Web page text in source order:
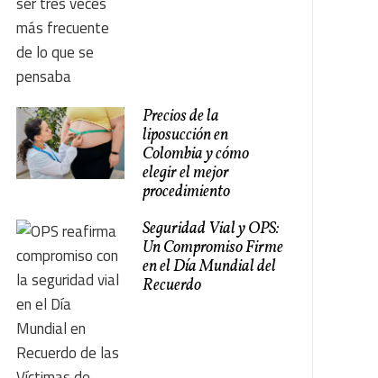
Precios de la
liposucción en
Colombia y cómo
elegir el mejor
procedimiento
Seguridad Vial y OPS:
Un Compromiso Firme
en el Día Mundial del
Recuerdo